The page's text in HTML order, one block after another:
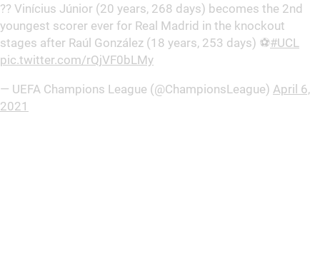
?? Vinícius Júnior (20 years, 268 days) becomes the 2nd
youngest scorer ever for Real Madrid in the knockout
stages after Raúl González (18 years, 253 days) ⚽️#UCL
pic.twitter.com/rQjVF0bLMy
— UEFA Champions League (@ChampionsLeague) April 6,
2021